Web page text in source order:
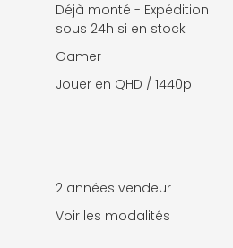
Déjà monté - Expédition
sous 24h si en stock
Gamer
Jouer en QHD / 1440p
2 années vendeur
Voir les modalités